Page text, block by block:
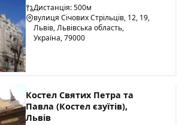
Дистанція: 500м
вулиця Січових Стрільців, 12, 19,
Львів, Львівська область,
Україна, 79000
Костел Святих Петра та
Павла (Костел єзуїтів),
Львів